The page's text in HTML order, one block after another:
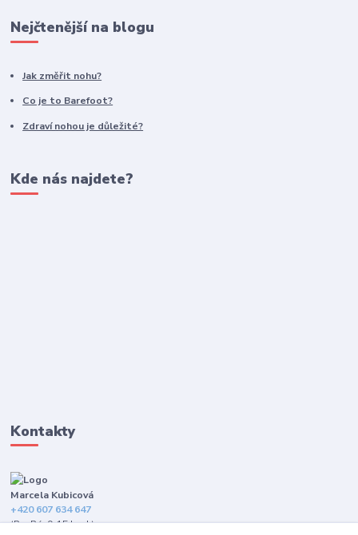
Nejčtenější na blogu
Jak změřit nohu?
Co je to Barefoot?
Zdraví nohou je důležité?
Kde nás najdete?
Kontakty
Marcela Kubicová
+420 607 634 647
(Po-Pá, 9-15 hod.)